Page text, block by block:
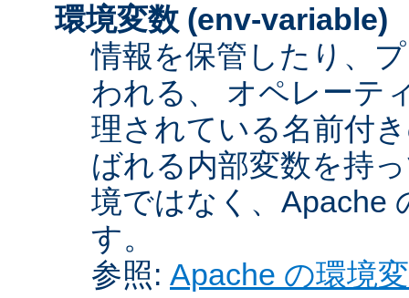
環境変数 (env-variable)
情報を保管したり、
われる、 オペレーテ
理されている名前付
ばれる内部変数を持
境ではなく、Apache
す。
参照: Apache の環境